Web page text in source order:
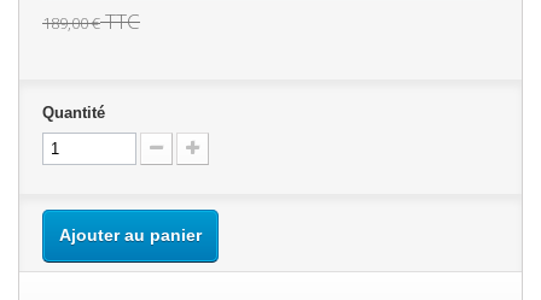
189,00 €TTC
Quantité
Ajouter au panier